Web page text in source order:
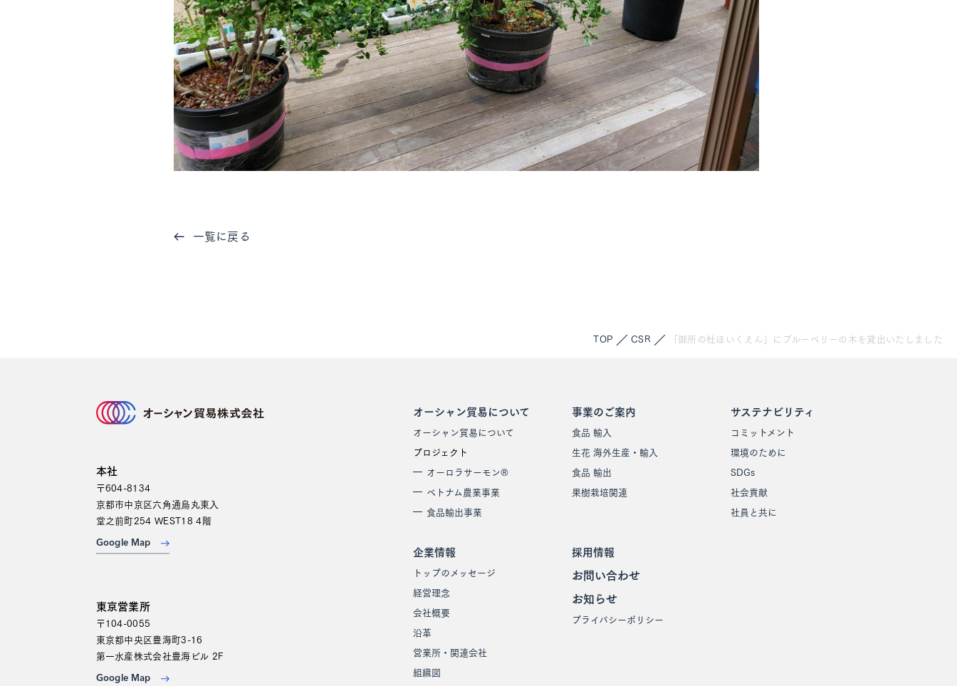
一覧に戻る
TOP CSR 「御所の杜ほいくえん」にブルーベリーの木を貸出いたしました
本社
〒604-8134
京都市中京区六角通烏丸東入
堂之前町254 WEST18 4階
Google Map
東京営業所
〒104-0055
東京都中央区豊海町3-16
第一水産株式会社豊海ビル 2F
Google Map
オーシャン貿易について
オーシャン貿易について
プロジェクト
オーロラサーモン®
ベトナム農業事業
食品輸出事業
事業のご案内
食品 輸入
生花 海外生産・輸入
食品 輸出
果樹栽培関連
サステナビリティ
コミットメント
環境のために
SDGs
社会貢献
社員と共に
企業情報
トップのメッセージ
経営理念
会社概要
沿革
営業所・関連会社
組織図
採用情報
お問い合わせ
お知らせ
プライバシーポリシー